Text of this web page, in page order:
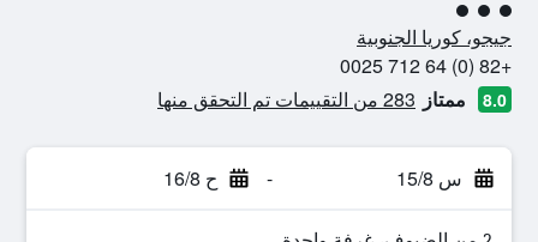
تقييم فئة 3
جيجو، كوريا الجنوبية
+82 (0) 64 712 0025
8.0 ممتاز 283 من التقييمات تم التحقق منها
س 15/8 - ح 16/8